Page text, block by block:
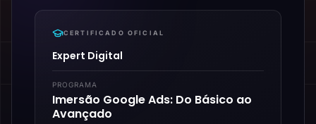
CERTIFICADO OFICIAL
Expert Digital
PROGRAMA
Imersão Google Ads: Do Básico ao
Avançado